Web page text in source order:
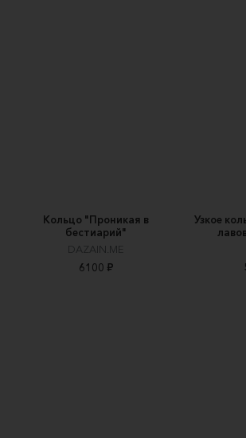
Кольцо "Проникая в
бестиарий"
DAZAIN.ME
6100 ₽
Узкое